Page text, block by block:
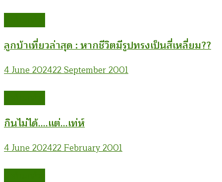
ลูกบ้าเที่ยวล่าสุด : หากชีวิตมีรูปทรงเป็นสี่เหลี่ยม??
4 June 202422 September 2001
กินไม่ได้….แต่…เท่ห์
4 June 202422 February 2001